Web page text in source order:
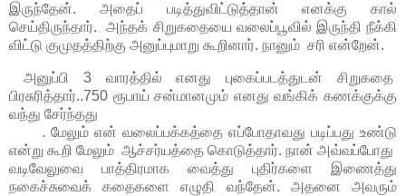
இருந்தேன். அதைப் படித்துவிட்டுத்தான் எனக்கு கால்
செய்திருந்தார். அந்தக் சிறுகதையை வலைப்பூவில் இருந்தி நீக்கி
விட்டு குமுதத்திற்கு அனுப்புமாறு கூறினார். நானும் சரி என்றேன்.
அனுப்பி 3 வாரத்தில் எனது புகைப்படத்துடன் சிறுகதை
பிரசுரித்தார்..750 ரூபாய் சன்மானமும் எனது வங்கிக் கணக்குக்கு
வந்து சேர்ந்தது
. மேலும் என் வலைப்பக்கத்தை எப்போதாவது படிப்பது உண்டு
என்று கூறி மேலும் ஆச்சர்யத்தை கொடுத்தார். நான் அவ்வப்போது
வடிவேலுவை பாத்திரமாக வைத்து புதிர்களை இணைத்து
நகைச்சுவைக் கதைகளை எழுதி வந்தேன். அதனை அவரும்